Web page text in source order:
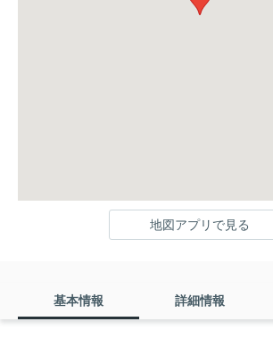
地図アプリで見る
基本情報 詳細情報